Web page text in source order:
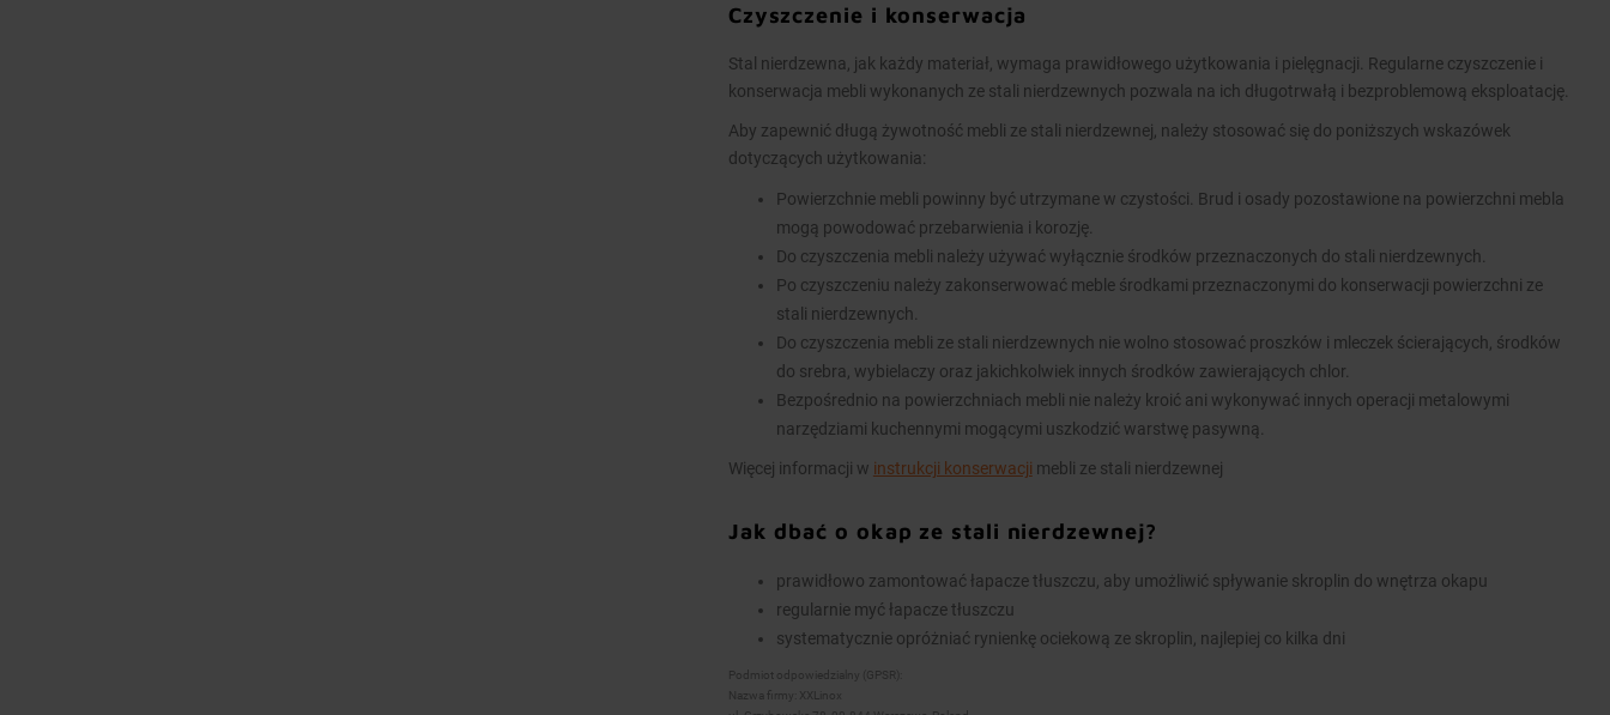
Czyszczenie i konserwacja
Stal nierdzewna, jak każdy materiał, wymaga prawidłowego użytkowania i pielęgnacji. Regularne czyszczenie i
konserwacja mebli wykonanych ze stali nierdzewnych pozwala na ich długotrwałą i bezproblemową eksploatację.
Aby zapewnić długą żywotność mebli ze stali nierdzewnej, należy stosować się do poniższych wskazówek
dotyczących użytkowania:
Powierzchnie mebli powinny być utrzymane w czystości. Brud i osady pozostawione na powierzchni mebla
mogą powodować przebarwienia i korozję.
Do czyszczenia mebli należy używać wyłącznie środków przeznaczonych do stali nierdzewnych.
Po czyszczeniu należy zakonserwować meble środkami przeznaczonymi do konserwacji powierzchni ze
stali nierdzewnych.
Do czyszczenia mebli ze stali nierdzewnych nie wolno stosować proszków i mleczek ścierających, środków
do srebra, wybielaczy oraz jakichkolwiek innych środków zawierających chlor.
Bezpośrednio na powierzchniach mebli nie należy kroić ani wykonywać innych operacji metalowymi
narzędziami kuchennymi mogącymi uszkodzić warstwę pasywną.
Więcej informacji w instrukcji konserwacji mebli ze stali nierdzewnej
Jak dbać o okap ze stali nierdzewnej?
prawidłowo zamontować łapacze tłuszczu, aby umożliwić spływanie skroplin do wnętrza okapu
regularnie myć łapacze tłuszczu
systematycznie opróżniać rynienkę ociekową ze skroplin, najlepiej co kilka dni
Podmiot odpowiedzialny (GPSR):
Nazwa firmy: XXLinox